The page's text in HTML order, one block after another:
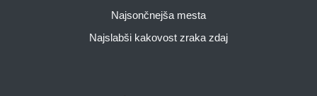
Najsončnejša mesta
Najslabši kakovost zraka zdaj